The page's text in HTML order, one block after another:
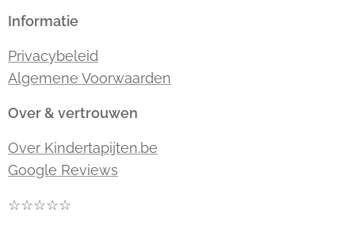
Informatie
Privacybeleid
Algemene Voorwaarden
Over & vertrouwen
Over Kindertapijten.be
Google Reviews
☆☆☆☆☆